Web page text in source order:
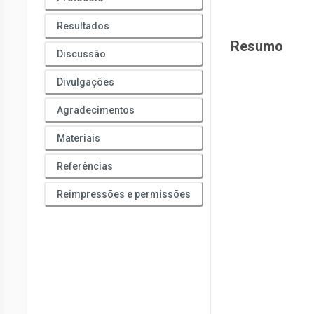
Resultados
Discussão
Divulgações
Agradecimentos
Materiais
Referências
Reimpressões e permissões
Resumo